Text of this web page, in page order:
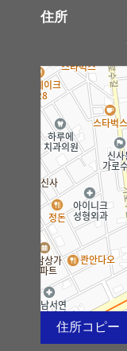
住所
住所コピー